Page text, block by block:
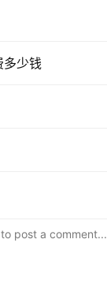
少钱
post a comment...